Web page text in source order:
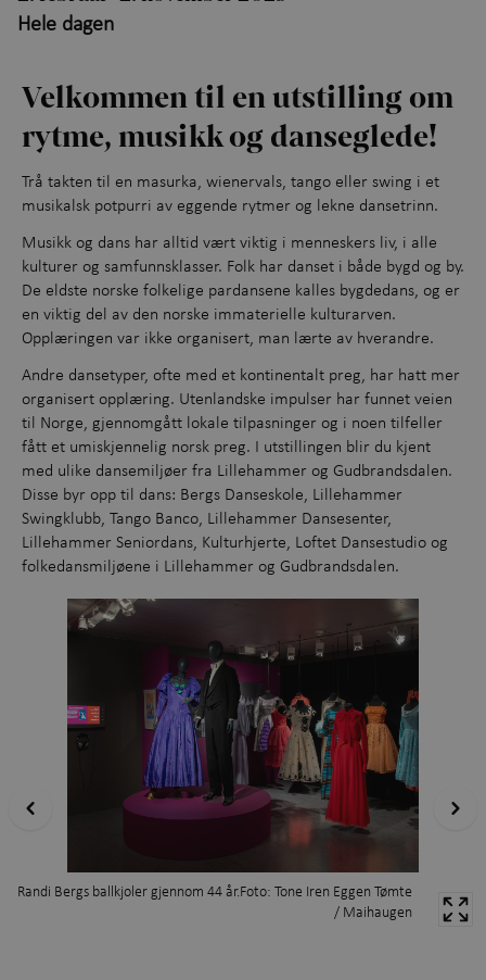
Opplevelser gjennom året
Kunnskap og læring +
Utforsk samlingene
Om Maihaugen
Hele dagen
Velkommen til en utstilling om
rytme, musikk og danseglede!
Trå takten til en masurka, wienervals, tango eller swing i et
musikalsk potpurri av eggende rytmer og lekne dansetrinn.
Musikk og dans har alltid vært viktig i menneskers liv, i alle
kulturer og samfunnsklasser. Folk har danset i både bygd og by.
De eldste norske folkelige pardansene kalles bygdedans, og er
en viktig del av den norske immaterielle kulturarven.
Opplæringen var ikke organisert, man lærte av hverandre.
Andre dansetyper, ofte med et kontinentalt preg, har hatt mer
organisert opplæring. Utenlandske impulser har funnet veien
til Norge, gjennomgått lokale tilpasninger og i noen tilfeller
fått et umiskjennelig norsk preg. I utstillingen blir du kjent
med ulike dansemiljøer fra Lillehammer og Gudbrandsdalen.
Disse byr opp til dans: Bergs Danseskole, Lillehammer
Swingklubb, Tango Banco, Lillehammer Dansesenter,
Lillehammer Seniordans, Kulturhjerte, Loftet Dansestudio og
folkedansmiljøene i Lillehammer og Gudbrandsdalen.
Randi Bergs ballkjoler gjennom 44 år.Foto: Tone Iren Eggen Tømte
/ Maihaugen